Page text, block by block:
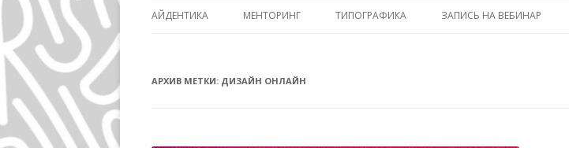
АЙДЕНТИКА МЕНТОРИНГ ТИПОГРАФИКА ЗАПИСЬ НА ВЕБИНАР
АРХИВ МЕТКИ: ДИЗАЙН ОНЛАЙН